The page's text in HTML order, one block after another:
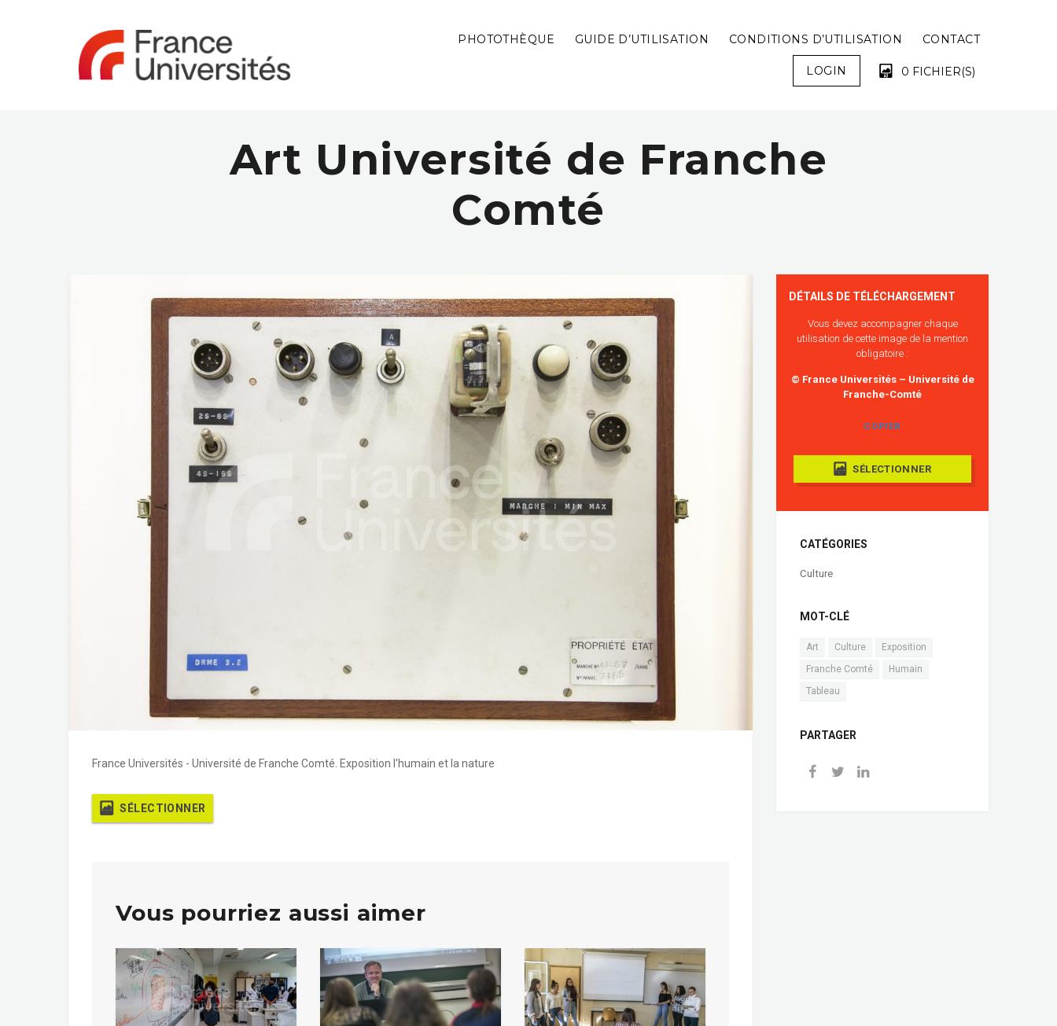
PHOTOTHÈQUE GUIDE D’UTILISATION CONDITIONS D’UTILISATION CONTACT
LOGIN 0 FICHIER(S)
VOTRE PANIER EST VIDE !
Art Université de Franche
Comté
France Universités - Université de Franche Comté. Exposition l'humain et la nature
SÉLECTIONNER
Vous pourriez aussi aimer
DÉTAILS DE TÉLÉCHARGEMENT
Vous devez accompagner chaque
utilisation de cette image de la mention
obligatoire :
© France Universités – Université de
Franche-Comté
COPIER
SÉLECTIONNER
CATÉGORIES
Culture
MOT-CLÉ
Art Culture
Exposition
Franche Comté
Humain
Tableau
PARTAGER